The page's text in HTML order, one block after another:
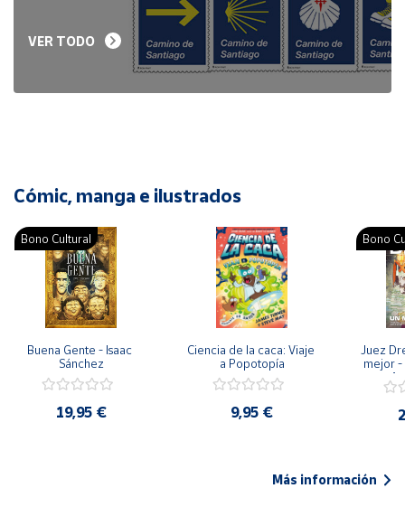
VER TODO
Cómic, manga e ilustrados
Bono Cultural
Buena Gente - Isaac
Sánchez
19,95 €
Ciencia de la caca: Viaje
a Popotopía
9,95 €
Bono
Juez
mejor -
Más información